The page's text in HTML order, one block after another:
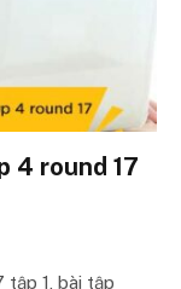
4 round 17
tập 1, bài tập